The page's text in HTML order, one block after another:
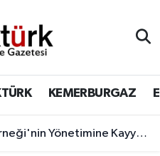
KEMERBURGAZ
Yönetimine Kayyum Atandı
Haritası
ve Fikstür